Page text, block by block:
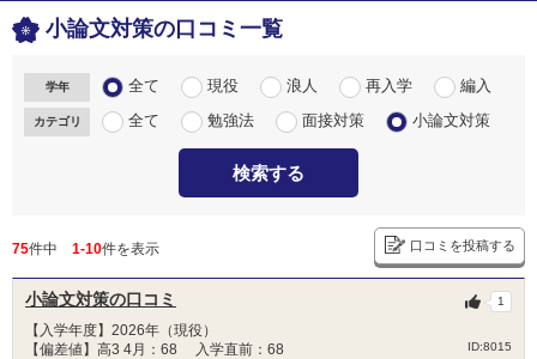
小論文対策の口コミ一覧
学年 全て 現役 浪人 再入学 編入
カテゴリ 全て 勉強法 面接対策 小論文対策
検索する
75件中 1-10件を表示 口コミを投稿する
小論文対策の口コミ
【入学年度】2026年（現役）
【偏差値】高3 4月：68 入学直前：68
ID:8015
1